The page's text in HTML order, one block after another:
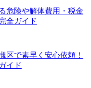
危険や解体費用・税金
全ガイド
区で素早く安心依頼！
イド